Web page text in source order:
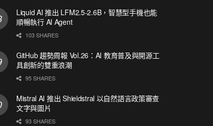
Liquid AI 推出 LFM2.5-2.6B，智慧型手機也能
順暢執行 AI Agent
103 SHARES
GitHub 趨勢周報 Vol.26：AI 教育普及與開源工
具創新的雙重浪潮
95 SHARES
Mistral AI 推出 Shieldstral 以自然語言政策審查
文字與圖片
93 SHARES